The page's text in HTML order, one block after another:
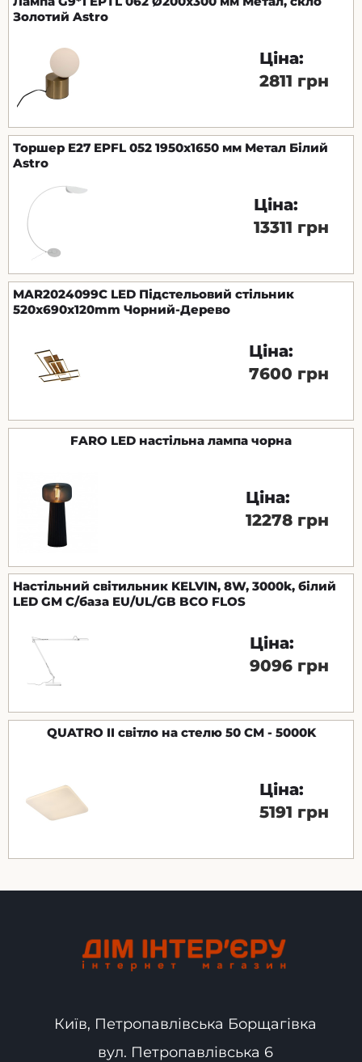
Золотий Astro
Ціна:
2811 грн
Торшер E27 EPFL 052 1950х1650 мм Метал Білий
Astro
Ціна:
13311 грн
MAR2024099C LED Підстельовий стільник
520x690x120mm Чорний-Дерево
Ціна:
7600 грн
FARO LED настільна лампа чорна
Ціна:
12278 грн
Настільний світильник KELVIN, 8W, 3000k, білий
LED GM C/база EU/UL/GB BCO FLOS
Ціна:
9096 грн
QUATRO II світло на стелю 50 CM - 5000K
Ціна:
5191 грн
Київ, Петропавлівська Борщагівка
вул. Петропавлівська 6